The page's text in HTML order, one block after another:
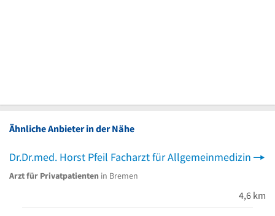
Ähnliche Anbieter in der Nähe
Dr.Dr.med. Horst Pfeil Facharzt für Allgemeinmedizin
Arzt für Privatpatienten in Bremen
4,6 km